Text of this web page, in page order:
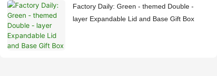
Factory Daily: Green - themed Double -
layer Expandable Lid and Base Gift Box